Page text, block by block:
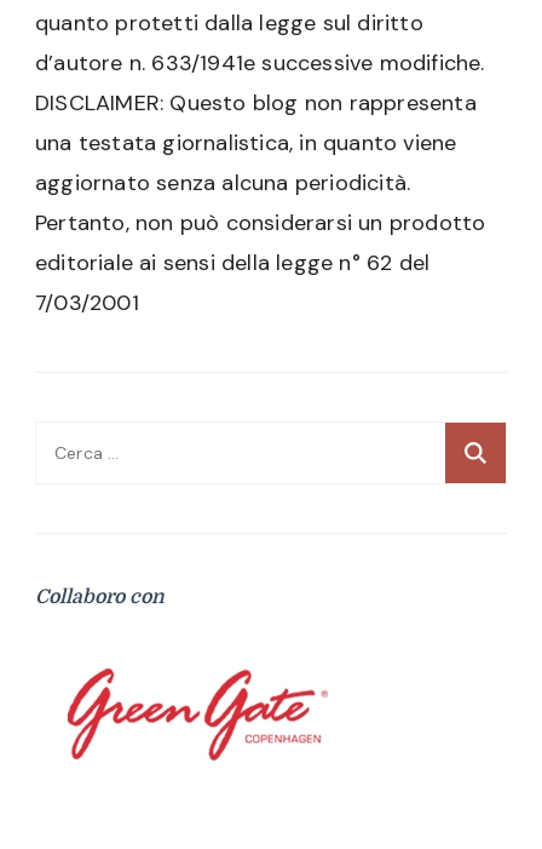
quanto protetti dalla legge sul diritto
d’autore n. 633/1941e successive modifiche.
DISCLAIMER: Questo blog non rappresenta
una testata giornalistica, in quanto viene
aggiornato senza alcuna periodicità.
Pertanto, non può considerarsi un prodotto
editoriale ai sensi della legge n° 62 del
7/03/2001
Ricerca
Collaboro con